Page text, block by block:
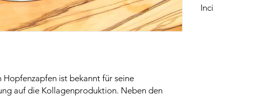
Hopfenzapfen ist bekannt für seine
auf die Kollagenproduktion. Neben den
Inci